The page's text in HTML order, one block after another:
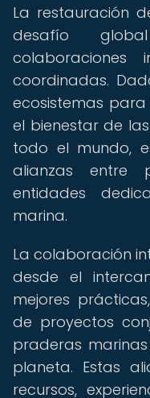
La restauración
desafío
colaboraciones
coordinadas.
ecosistemas
el bienestar de
todo el mundo,
alianzas entre
entidades
marina.
La colaboración
desde el
mejores
de proyectos
praderas
planeta. Estas
recursos,